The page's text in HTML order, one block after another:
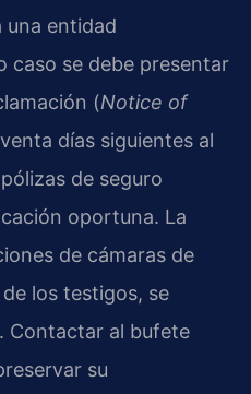
una entidad
caso se debe presentar
(Notice of
días siguientes al
de seguro
oportuna. La
de cámaras de
los testigos, se
Contactar al bufete
su